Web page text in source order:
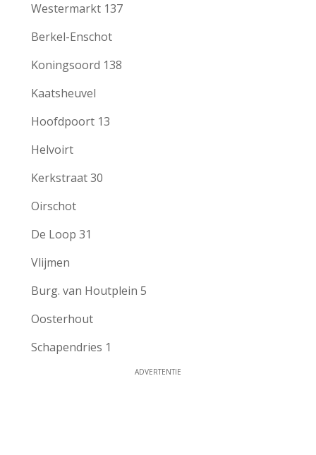
Westermarkt 137
Berkel-Enschot
Koningsoord 138
Kaatsheuvel
Hoofdpoort 13
Helvoirt
Kerkstraat 30
Oirschot
De Loop 31
Vlijmen
Burg. van Houtplein 5
Oosterhout
Schapendries 1
ADVERTENTIE